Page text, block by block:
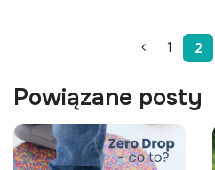
1 2
Powiązane posty